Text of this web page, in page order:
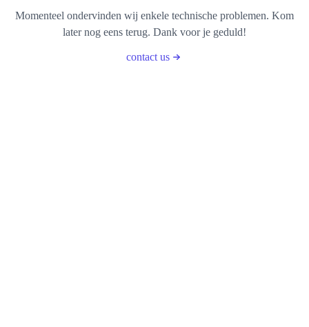
Momenteel ondervinden wij enkele technische problemen. Kom
later nog eens terug. Dank voor je geduld!
contact us